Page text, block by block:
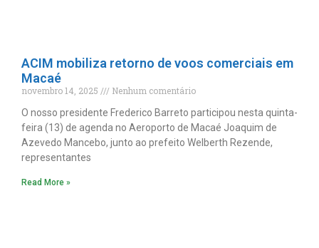
ACIM mobiliza retorno de voos comerciais em
Macaé
novembro 14, 2025
Nenhum comentário
O nosso presidente Frederico Barreto participou nesta quinta-
feira (13) de agenda no Aeroporto de Macaé Joaquim de
Azevedo Mancebo, junto ao prefeito Welberth Rezende,
representantes
Read More »